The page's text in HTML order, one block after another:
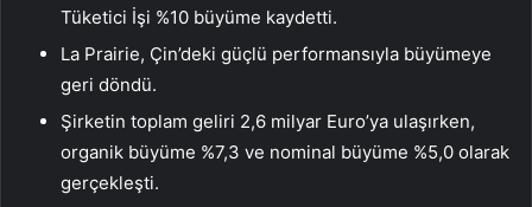
Tüketici İşi %10 büyüme kaydetti.
La Prairie, Çin’deki güçlü performansıyla büyümeye
geri döndü.
Şirketin toplam geliri 2,6 milyar Euro’ya ulaşırken,
organik büyüme %7,3 ve nominal büyüme %5,0 olarak
gerçekleşti.